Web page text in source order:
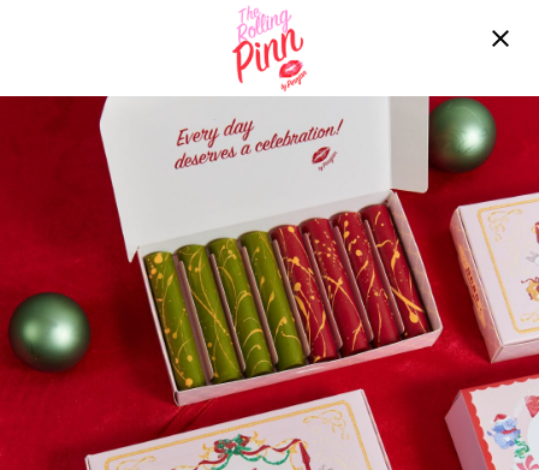
Free delivery over ฿2200!